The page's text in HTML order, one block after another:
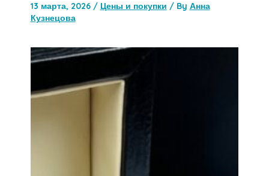
13 марта, 2026 / Цены и покупки / By Анна
Кузнецова